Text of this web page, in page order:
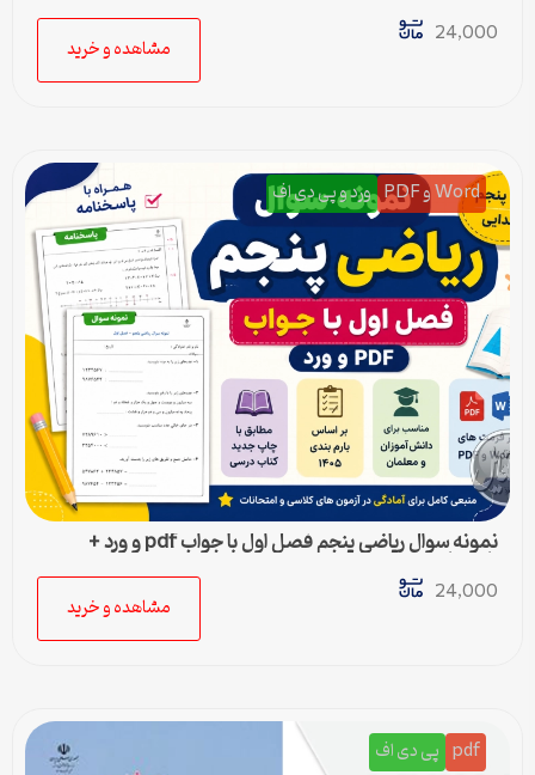
24,000
مشاهده و خرید
Word و PDF ورد و پی دی اف
نمونه سوال ریاضی پنجم فصل اول با جواب pdf و ورد +
پاسخنامه
24,000
مشاهده و خرید
pdf پی دی اف